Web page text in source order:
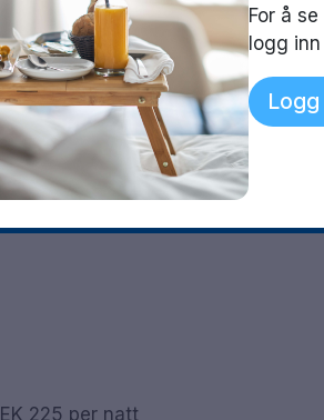
225 per natt
For å
logg inn
Logg